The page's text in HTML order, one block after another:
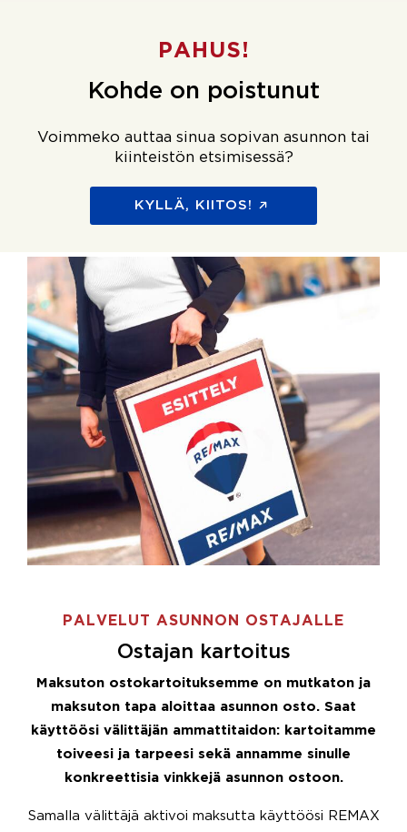
PAHUS!
Kohde on poistunut
Voimmeko auttaa sinua sopivan asunnon tai
kiinteistön etsimisessä?
KYLLÄ, KIITOS!
PALVELUT ASUNNON OSTAJALLE
Ostajan kartoitus
Maksuton ostokartoituksemme on mutkaton ja
maksuton tapa aloittaa asunnon osto. Saat
käyttöösi välittäjän ammattitaidon: kartoitamme
toiveesi ja tarpeesi sekä annamme sinulle
konkreettisia vinkkejä asunnon ostoon.
Samalla välittäjä aktivoi maksutta käyttöösi REMAX